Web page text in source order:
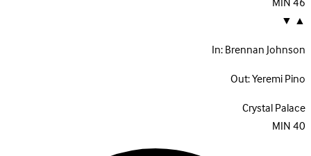
▲
▼
In:Brennan Johnson
Out:Yeremi Pino
Crystal Palace
40
MIN